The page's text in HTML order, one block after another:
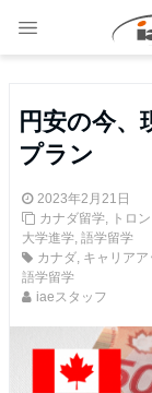
円安の今、
プラン
2023年2月21日
カナダ留学, トロ
大学進学, 語学留学
カナダ, キャリアア
語学留学
iaeスタッフ